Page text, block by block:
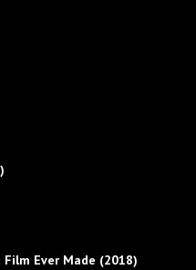
Ever Made (2018)